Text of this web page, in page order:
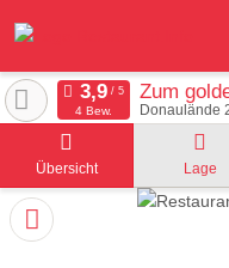
Zum
Donaulände
4 Bew.
Übersicht Lage